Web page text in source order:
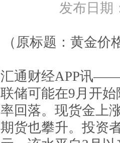
发布日期
（原标题：黄金
汇通财经APP讯——
联储可能在9月开
率回落。现货金上
期货也攀升。投资